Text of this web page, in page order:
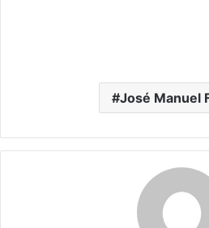
José Manuel